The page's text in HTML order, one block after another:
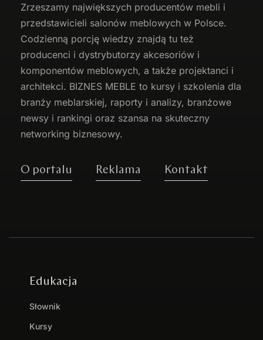
Zrzeszamy największych producentów mebli i
przedstawicieli salonów meblowych w Polsce.
Codzienną porcję wiedzy znajdą tu też
producenci i dystrybutorzy akcesoriów i
komponentów meblowych, a także projektanci i
architekci. BIZNES MEBLE to kursy i szkolenia dla
branży meblarskiej, raporty i analizy, branżowe
newsy i rankingi oraz szansa na skuteczny
networking biznesowy.
O portalu Reklama Kontakt
Edukacja
Słownik
Kursy